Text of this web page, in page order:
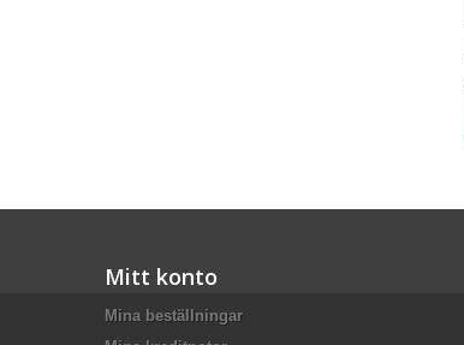
Mitt konto
Mina beställningar